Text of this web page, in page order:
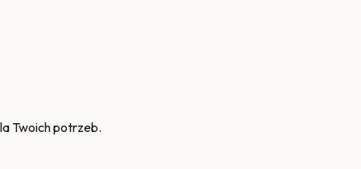
Twoich potrzeb.